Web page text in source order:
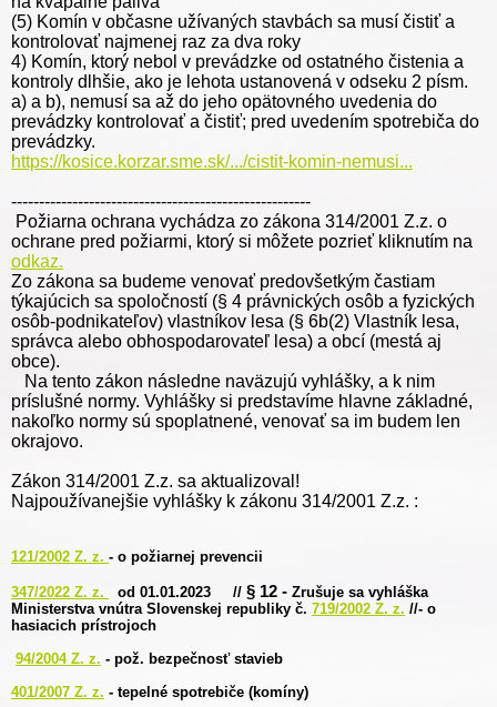
(5) Komín v občasne užívaných stavbách sa musí čistiť a
kontrolovať najmenej raz za dva roky
4) Komín, ktorý nebol v prevádzke od ostatného čistenia a
kontroly dlhšie, ako je lehota ustanovená v odseku 2 písm.
a) a b), nemusí sa až do jeho opätovného uvedenia do
prevádzky kontrolovať a čistiť; pred uvedením spotrebiča do
prevádzky.
https://kosice.korzar.sme.sk/.../cistit-komin-nemusi...
------------------------------------------------------
Požiarna ochrana vychádza zo zákona 314/2001 Z.z. o
ochrane pred požiarmi, ktorý si môžete pozrieť kliknutím na
odkaz.
Zo zákona sa budeme venovať predovšetkým častiam
týkajúcich sa spoločností (§ 4 právnických osôb a fyzických
osôb-podnikateľov) vlastníkov lesa (§ 6b(2) Vlastník lesa,
správca alebo obhospodarovateľ lesa) a obcí (mestá aj
obce).
Na tento zákon následne naväzujú vyhlášky, a k nim
príslušné normy. Vyhlášky si predstavíme hlavne základné,
nakoľko normy sú spoplatnené, venovať sa im budem len
okrajovo.
Zákon 314/2001 Z.z. sa aktualizoval!
Najpoužívanejšie vyhlášky k zákonu 314/2001 Z.z. :
121/2002 Z. z. - o požiarnej prevencii
347/2022 Z. z. od 01.01.2023 // § 12 - Zrušuje sa vyhláška
Ministerstva vnútra Slovenskej republiky č. 719/2002 Z. z. //- o
hasiacich prístrojoch
94/2004 Z. z. - pož. bezpečnosť stavieb
401/2007 Z. z. - tepelné spotrebiče (komíny)